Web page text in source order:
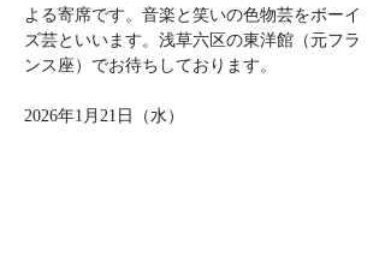
よる寄席です。音楽と笑いの色物芸をボーイ
ズ芸といいます。浅草六区の東洋館（元フラ
ンス座）でお待ちしております。
2026年1月21日（水）